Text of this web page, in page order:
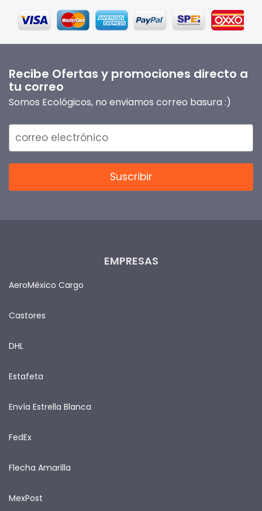
Recibe Ofertas y promociones directo a
tu correo
Somos Ecológicos, no enviamos correo basura :)
EMPRESAS
AeroMéxico Cargo
Castores
DHL
Estafeta
Envía Estrella Blanca
FedEx
Flecha Amarilla
MexPost